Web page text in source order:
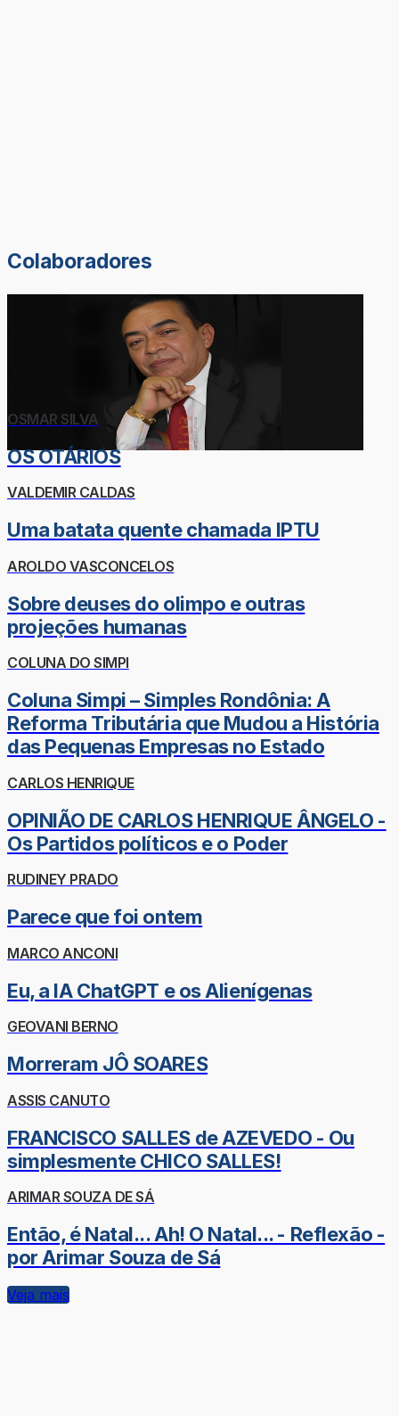
Colaboradores
OSMAR SILVA
OS OTÁRIOS
VALDEMIR CALDAS
Uma batata quente chamada IPTU
AROLDO VASCONCELOS
Sobre deuses do olimpo e outras
projeções humanas
COLUNA DO SIMPI
Coluna Simpi – Simples Rondônia: A
Reforma Tributária que Mudou a História
das Pequenas Empresas no Estado
CARLOS HENRIQUE
OPINIÃO DE CARLOS HENRIQUE ÂNGELO -
Os Partidos políticos e o Poder
RUDINEY PRADO
Parece que foi ontem
MARCO ANCONI
Eu, a IA ChatGPT e os Alienígenas
GEOVANI BERNO
Morreram JÔ SOARES
ASSIS CANUTO
FRANCISCO SALLES de AZEVEDO - Ou
simplesmente CHICO SALLES!
ARIMAR SOUZA DE SÁ
Então, é Natal... Ah! O Natal... - Reflexão -
por Arimar Souza de Sá
Veja mais